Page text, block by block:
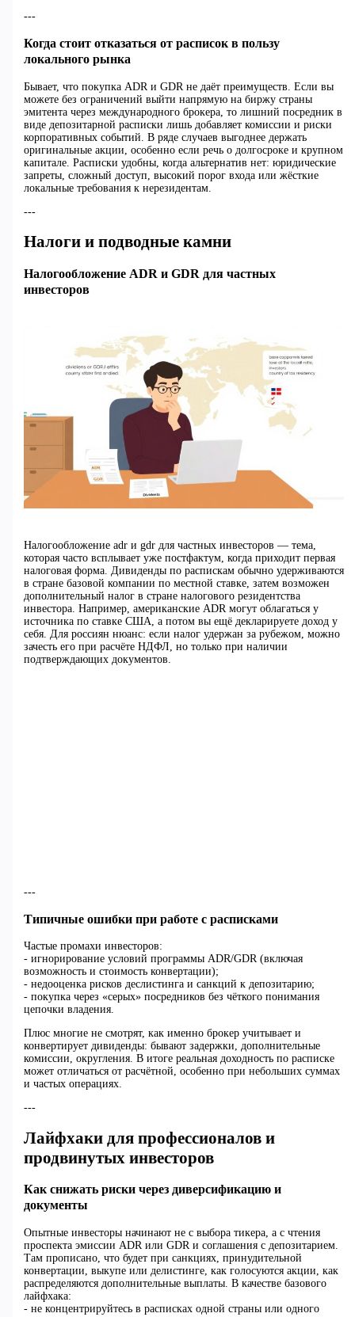
---
Когда стоит отказаться от расписок в пользу
локального рынка
Бывает, что покупка ADR и GDR не даёт преимуществ. Если вы
можете без ограничений выйти напрямую на биржу страны
эмитента через международного брокера, то лишний посредник в
виде депозитарной расписки лишь добавляет комиссии и риски
корпоративных событий. В ряде случаев выгоднее держать
оригинальные акции, особенно если речь о долгосроке и крупном
капитале. Расписки удобны, когда альтернатив нет: юридические
запреты, сложный доступ, высокий порог входа или жёсткие
локальные требования к нерезидентам.
---
Налоги и подводные камни
Налогообложение ADR и GDR для частных
инвесторов
Налогообложение adr и gdr для частных инвесторов — тема,
которая часто всплывает уже постфактум, когда приходит первая
налоговая форма. Дивиденды по распискам обычно удерживаются
в стране базовой компании по местной ставке, затем возможен
дополнительный налог в стране налогового резидентства
инвестора. Например, американские ADR могут облагаться у
источника по ставке США, а потом вы ещё декларируете доход у
себя. Для россиян нюанс: если налог удержан за рубежом, можно
зачесть его при расчёте НДФЛ, но только при наличии
подтверждающих документов.
---
Типичные ошибки при работе с расписками
Частые промахи инвесторов:
- игнорирование условий программы ADR/GDR (включая
возможность и стоимость конвертации);
- недооценка рисков деслиcтинга и санкций к депозитарию;
- покупка через «серых» посредников без чёткого понимания
цепочки владения.
Плюс многие не смотрят, как именно брокер учитывает и
конвертирует дивиденды: бывают задержки, дополнительные
комиссии, округления. В итоге реальная доходность по расписке
может отличаться от расчётной, особенно при небольших суммах
и частых операциях.
---
Лайфхаки для профессионалов и
продвинутых инвесторов
Как снижать риски через диверсификацию и
документы
Опытные инвесторы начинают не с выбора тикера, а с чтения
проспекта эмиссии ADR или GDR и соглашения с депозитарием.
Там прописано, что будет при санкциях, принудительной
конвертации, выкупе или делистинге, как голосуются акции, как
распределяются дополнительные выплаты. В качестве базового
лайфхака:
- не концентрируйтесь в расписках одной страны или одного